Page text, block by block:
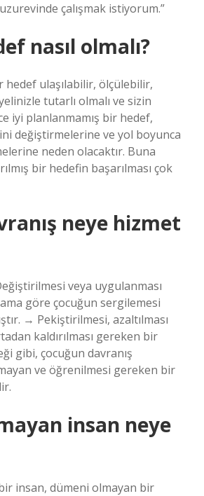
çalışmak istiyorum.”
nasıl olmalı?
hedef ulaşılabilir, ölçülebilir,
tutarlı olmalı ve sizin
iyi planlanmamış bir hedef,
değiştirmelerine ve yol boyunca
neden olacaktır. Buna
bir hedefin başarılması çok
neye hizmet
veya uygulanması
göre çocuğun sergilemesi
→ Pekiştirilmesi, azaltılması
kaldırılması gereken bir
gibi, çocuğun davranış
ve öğrenilmesi gereken bir
insan neye
insan, dümeni olmayan bir